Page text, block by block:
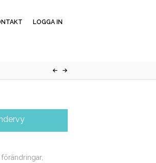
LOGGA IN